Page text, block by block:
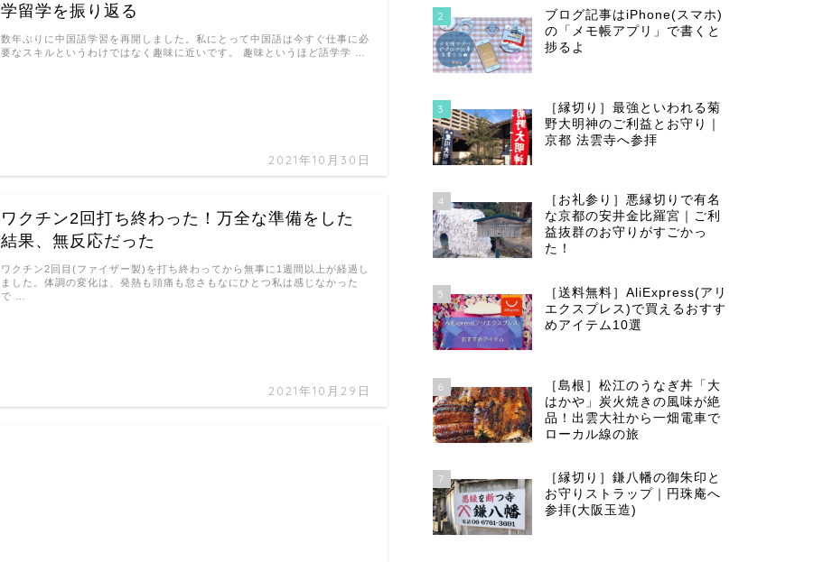
学留学を振り返る
2021年10月30日
数年ぶりに中国語学習を再開しました。私にとって中国語は今すぐ仕事に必
要なスキルというわけではなく趣味に近いです。 趣味というほど語学学 …
ワクチン2回打ち終わった！万全な準備をした
結果、無反応だった
2021年10月29日
ワクチン2回目(ファイザー製)を打ち終わってから無事に1週間以上が経過し
ました。体調の変化は、発熱も頭痛も怠さもなにひとつ私は感じなかった
で …
2
ブログ記事はiPhone(スマホ)
の「メモ帳アプリ」で書くと
捗るよ
3
［縁切り］最強といわれる菊
野大明神のご利益とお守り｜
京都 法雲寺へ参拝
4
［お礼参り］悪縁切りで有名
な京都の安井金比羅宮｜ご利
益抜群のお守りがすごかっ
た！
5
［送料無料］AliExpress(アリ
エクスプレス)で買えるおすす
めアイテム10選
6
［島根］松江のうなぎ丼「大
はかや」炭火焼きの風味が絶
品！出雲大社から一畑電車で
ローカル線の旅
7
［縁切り］鎌八幡の御朱印と
お守りストラップ｜円珠庵へ
参拝(大阪玉造)